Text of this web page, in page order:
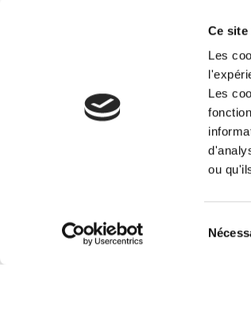
Ce
Les
Les
ou
du